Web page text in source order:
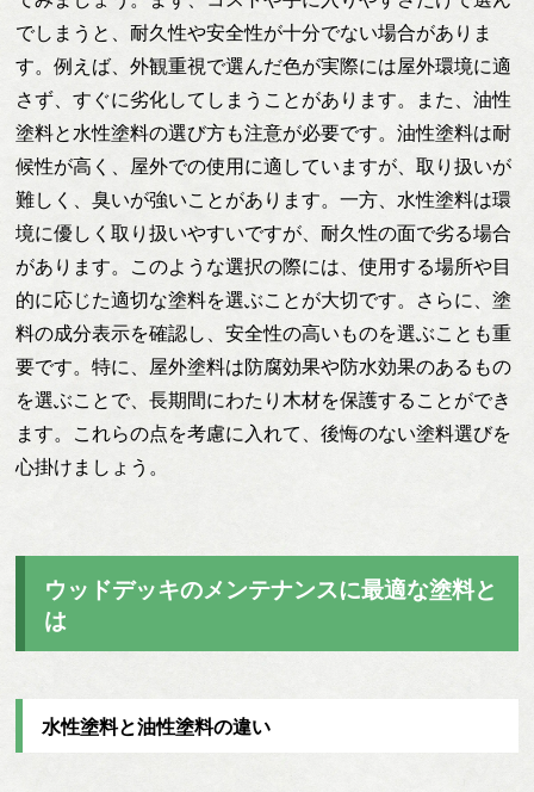
でしまうと、耐久性や安全性が十分でない場合がありま
す。例えば、外観重視で選んだ色が実際には屋外環境に適
さず、すぐに劣化してしまうことがあります。また、油性
塗料と水性塗料の選び方も注意が必要です。油性塗料は耐
候性が高く、屋外での使用に適していますが、取り扱いが
難しく、臭いが強いことがあります。一方、水性塗料は環
境に優しく取り扱いやすいですが、耐久性の面で劣る場合
があります。このような選択の際には、使用する場所や目
的に応じた適切な塗料を選ぶことが大切です。さらに、塗
料の成分表示を確認し、安全性の高いものを選ぶことも重
要です。特に、屋外塗料は防腐効果や防水効果のあるもの
を選ぶことで、長期間にわたり木材を保護することができ
ます。これらの点を考慮に入れて、後悔のない塗料選びを
心掛けましょう。
ウッドデッキのメンテナンスに最適な塗料と
は
水性塗料と油性塗料の違い